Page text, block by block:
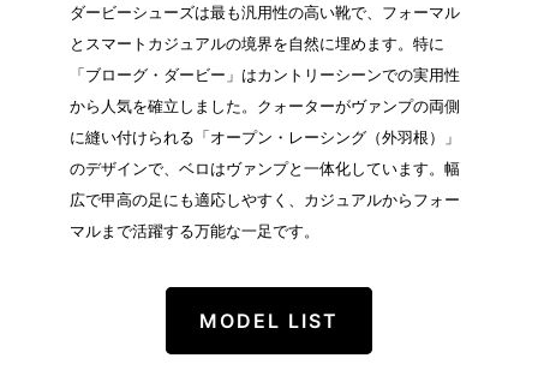
ダービーシューズは最も汎用性の高い靴で、フォーマル
とスマートカジュアルの境界を自然に埋めます。特に
「ブローグ・ダービー」はカントリーシーンでの実用性
から人気を確立しました。クォーターがヴァンプの両側
に縫い付けられる「オープン・レーシング（外羽根）」
のデザインで、ベロはヴァンプと一体化しています。幅
広で甲高の足にも適応しやすく、カジュアルからフォー
マルまで活躍する万能な一足です。
MODEL LIST